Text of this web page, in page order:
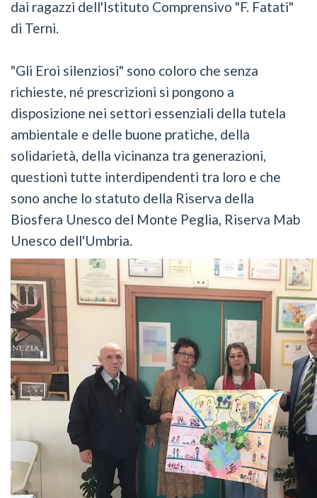
dai ragazzi dell'Istituto Comprensivo "F. Fatati"
di Terni.
"Gli Eroi silenziosi" sono coloro che senza
richieste, né prescrizioni si pongono a
disposizione nei settori essenziali della tutela
ambientale e delle buone pratiche, della
solidarietà, della vicinanza tra generazioni,
questioni tutte interdipendenti tra loro e che
sono anche lo statuto della Riserva della
Biosfera Unesco del Monte Peglia, Riserva Mab
Unesco dell'Umbria.